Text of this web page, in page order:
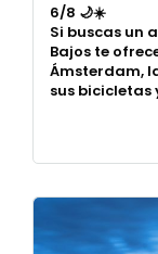
6/8 🌙☀️
Si buscas un
Bajos te
Ámsterdam,
sus